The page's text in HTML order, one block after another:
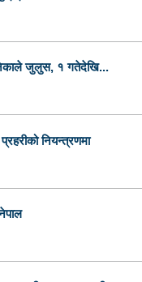
जुलुस, १ गतेदेखि...
नियन्त्रणमा